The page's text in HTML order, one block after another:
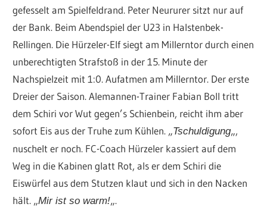
gefesselt am Spielfeldrand. Peter Neururer sitzt nur auf
der Bank. Beim Abendspiel der U23 in Halstenbek-
Rellingen. Die Hürzeler-Elf siegt am Millerntor durch einen
unberechtigten Strafstoß in der 15. Minute der
Nachspielzeit mit 1:0. Aufatmen am Millerntor. Der erste
Dreier der Saison. Alemannen-Trainer Fabian Boll tritt
dem Schiri vor Wut gegen’s Schienbein, reicht ihm aber
sofort Eis aus der Truhe zum Kühlen. „Tschuldigung„,
nuschelt er noch. FC-Coach Hürzeler kassiert auf dem
Weg in die Kabinen glatt Rot, als er dem Schiri die
Eiswürfel aus dem Stutzen klaut und sich in den Nacken
hält. „Mir ist so warm!„.